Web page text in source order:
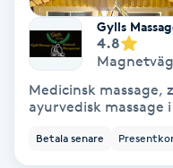
Celluliter
Coachning
Color correction
Gylls
4.8
Medicinsk massage,
ayurvedisk massage
Betala senare